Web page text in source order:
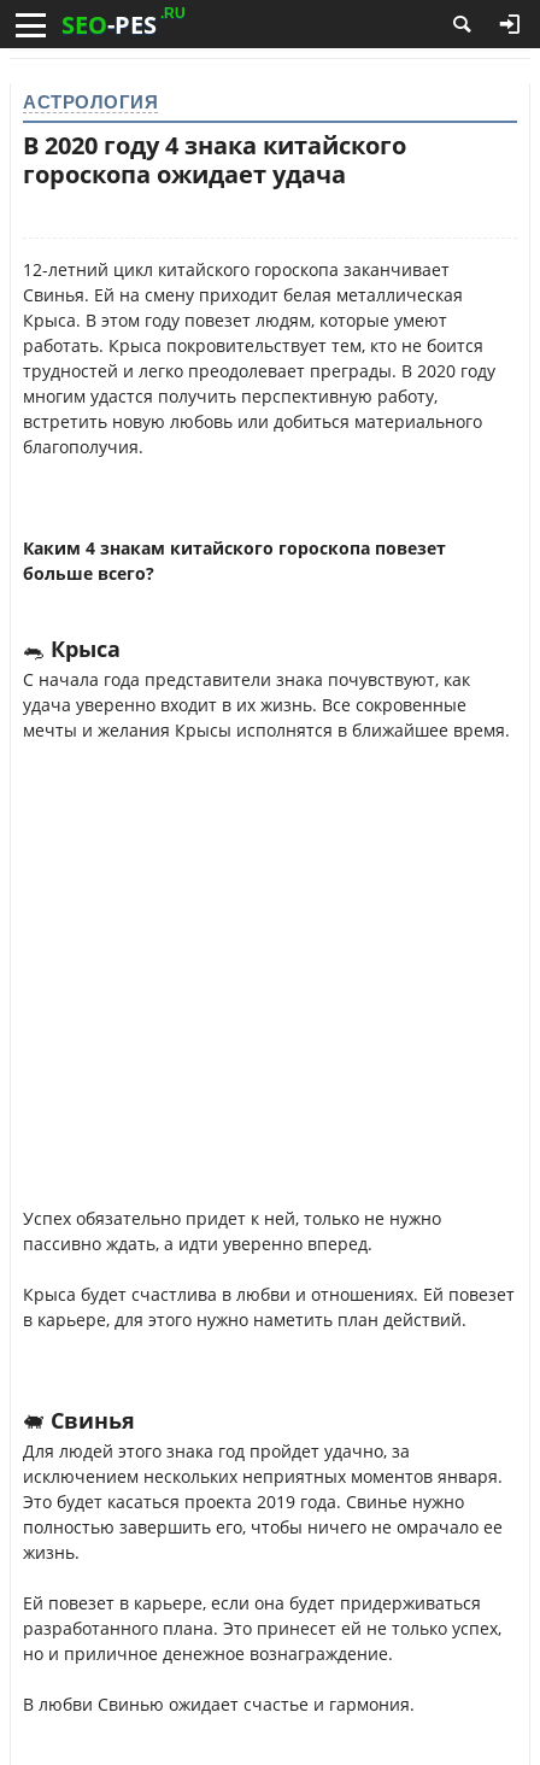
SEO-PES .RU
АСТРОЛОГИЯ
В 2020 году 4 знака китайского
гороскопа ожидает удача
12-летний цикл китайского гороскопа заканчивает
Свинья. Ей на смену приходит белая металлическая
Крыса. В этом году повезет людям, которые умеют
работать. Крыса покровительствует тем, кто не боится
трудностей и легко преодолевает преграды. В 2020 году
многим удастся получить перспективную работу,
встретить новую любовь или добиться материального
благополучия.
Каким 4 знакам китайского гороскопа повезет
больше всего?
🐀 Крыса
С начала года представители знака почувствуют, как
удача уверенно входит в их жизнь. Все сокровенные
мечты и желания Крысы исполнятся в ближайшее время.
Успех обязательно придет к ней, только не нужно
пассивно ждать, а идти уверенно вперед.
Крыса будет счастлива в любви и отношениях. Ей повезет
в карьере, для этого нужно наметить план действий.
🐖 Свинья
Для людей этого знака год пройдет удачно, за
исключением нескольких неприятных моментов января.
Это будет касаться проекта 2019 года. Свинье нужно
полностью завершить его, чтобы ничего не омрачало ее
жизнь.
Ей повезет в карьере, если она будет придерживаться
разработанного плана. Это принесет ей не только успех,
но и приличное денежное вознаграждение.
В любви Свинью ожидает счастье и гармония.